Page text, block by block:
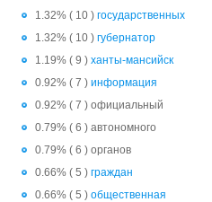
1.32% ( 10 ) государственных
1.32% ( 10 ) губернатор
1.19% ( 9 ) ханты-мансийск
0.92% ( 7 ) информация
0.92% ( 7 ) официальный
0.79% ( 6 ) автономного
0.79% ( 6 ) органов
0.66% ( 5 ) граждан
0.66% ( 5 ) общественная